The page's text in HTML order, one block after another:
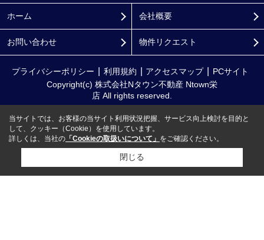
ホーム 会社概要
お問い合わせ 物件リクエスト
プライバシーポリシー 利用規約 アクセスマップ
PCサイト
Copyright(c) 株式会社Nタウン不動産 Ntown栄
店 All rights reserved.
当サイトでは、お客様の当サイト利用状況把握、サービス向上検討を目的と
して、クッキー（Cookie）を使用しています。
詳しくは、当社の 「Cookieの取扱いについて」 をご確認ください。
閉じる